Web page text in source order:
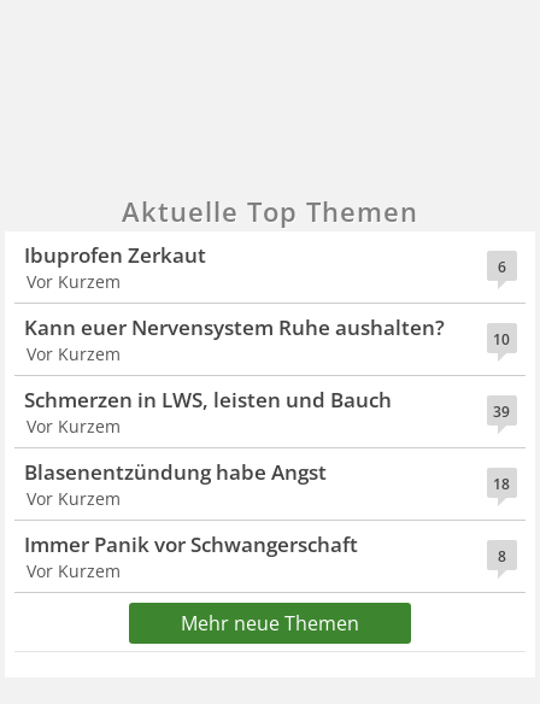
Aktuelle Top Themen
6
Ibuprofen Zerkaut
Vor Kurzem
10
Kann euer Nervensystem Ruhe aushalten?
Vor Kurzem
39
Schmerzen in LWS, leisten und Bauch
Vor Kurzem
18
Blasenentzündung habe Angst
Vor Kurzem
8
Immer Panik vor Schwangerschaft
Vor Kurzem
Mehr neue Themen